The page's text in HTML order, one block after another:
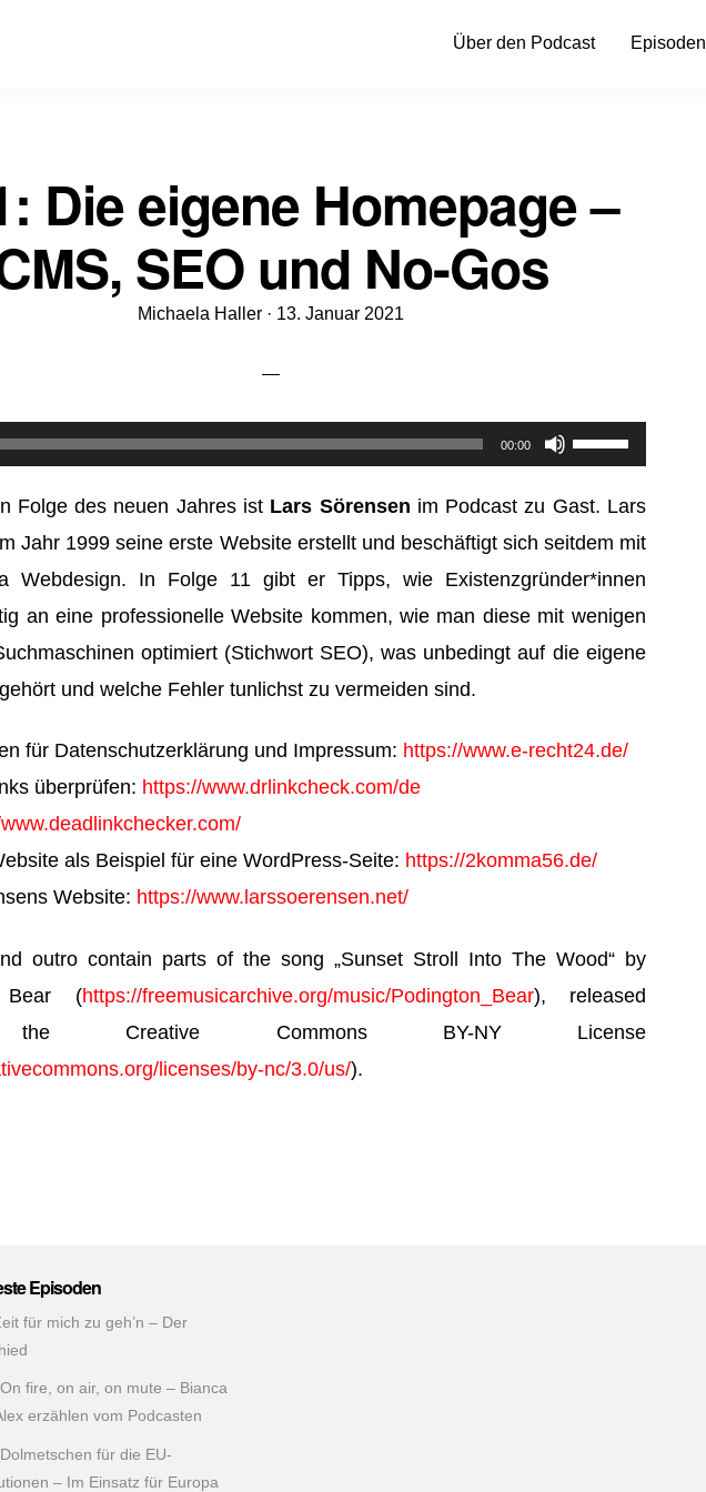
Über den Podcast Episoden
Die eigene Homepage –
SEO und No-Gos
Michaela Haller · Veröffentlicht
13. Januar 2021
00:00
Pfeiltasten
benutzen,
um
die
Lautstärke
zu
Folge des neuen Jahres ist Lars Sörensen im Podcast zu Gast. Lars
Jahr 1999 seine erste Website erstellt und beschäftigt sich seitdem mit
Webdesign. In Folge 11 gibt er Tipps, wie Existenzgründer*innen
an eine professionelle Website kommen, wie man diese mit wenigen
optimiert (Stichwort SEO), was unbedingt auf die eigene
und welche Fehler tunlichst zu vermeiden sind.
für Datenschutzerklärung und Impressum: https://www.e-recht24.de/
überprüfen: https://www.drlinkcheck.com/de
als Beispiel für eine WordPress-Seite: https://2komma56.de/
Website: https://www.larssoerensen.net/
outro contain parts of the song „Sunset Stroll Into The Wood“ by
Bear (https://freemusicarchive.org/music/Podington_Bear), released
Creative Commons BY-NY License
licenses/by-nc/3.0/us/).
Episoden
für mich zu geh’n – Der
fire, on air, on mute – Bianca
erzählen vom Podcasten
für die EU-
– Im Einsatz für Europa